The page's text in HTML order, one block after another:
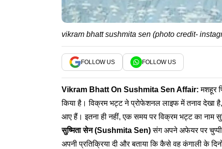
vikram bhatt sushmita sen (photo credit-
FOLLOW US FOLLOW US
Vikram Bhatt On Sushmita Sen Affair: मशहूर
किया है। विक्रम भट्ट ने प्रोफेशनल लाइफ में तनाव देखा
आए हैं। इतना ही नहीं, एक समय पर विक्रम भट्ट का नाम
सुष्मिता सेन (Sushmita Sen)संग अपने अफेयर पर
अपनी प्रतिक्रिया दी और बताया कि कैसे वह कंगाली के